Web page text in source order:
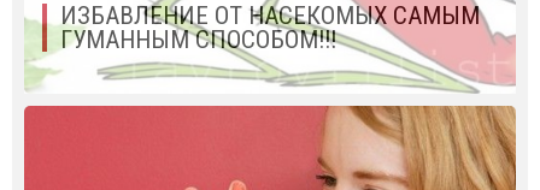
ИЗБАВЛЕНИЕ ОТ НАСЕКОМЫХ САМЫМ
ГУМАННЫМ СПОСОБОМ!!!